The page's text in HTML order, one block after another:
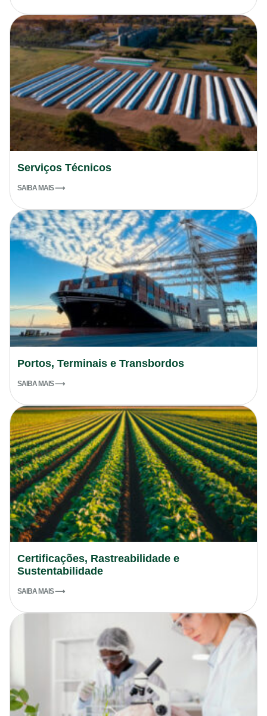
Serviços Técnicos
SAIBA MAIS ⟶
Portos, Terminais e Transbordos
SAIBA MAIS ⟶
Certificações, Rastreabilidade e
Sustentabilidade
SAIBA MAIS ⟶